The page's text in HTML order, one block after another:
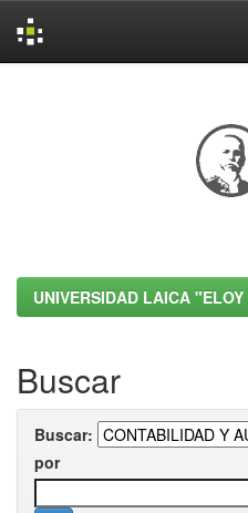
UNIVERSIDAD LAICA
Buscar
Buscar:
por